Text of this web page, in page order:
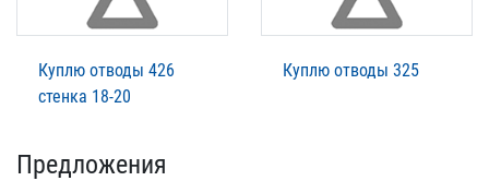
Куплю отводы 426
стенка 18-20
Куплю отводы 325
Предложения